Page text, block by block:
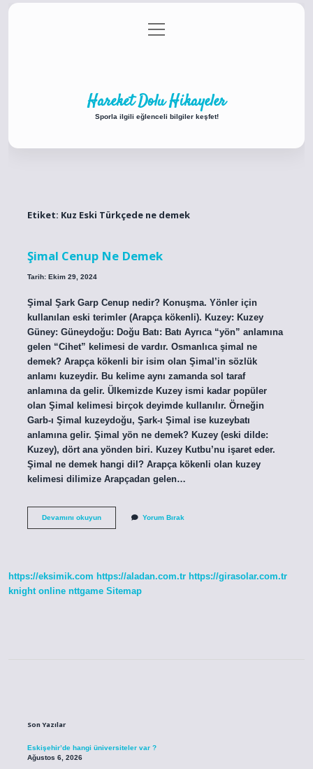
Gizlilik Politikası
menüyü
aç
Hareket Dolu Hikayeler
Sporla ilgili eğlenceli bilgiler keşfet!
Etiket: Kuz Eski Türkçede ne demek
Şimal Cenup Ne Demek
Tarih: Ekim 29, 2024
Şimal Şark Garp Cenup nedir? Konuşma. Yönler için
kullanılan eski terimler (Arapça kökenli). Kuzey: Kuzey
Güney: Güneydoğu: Doğu Batı: Batı Ayrıca “yön” anlamına
gelen “Cihet” kelimesi de vardır. Osmanlıca şimal ne
demek? Arapça kökenli bir isim olan Şimal’in sözlük
anlamı kuzeydir. Bu kelime aynı zamanda sol taraf
anlamına da gelir. Ülkemizde Kuzey ismi kadar popüler
olan Şimal kelimesi birçok deyimde kullanılır. Örneğin
Garb-ı Şimal kuzeydoğu, Şark-ı Şimal ise kuzeybatı
anlamına gelir. Şimal yön ne demek? Kuzey (eski dilde:
Kuzey), dört ana yönden biri. Kuzey Kutbu’nu işaret eder.
Şimal ne demek hangi dil? Arapça kökenli olan kuzey
kelimesi dilimize Arapçadan gelen…
Devamını okuyunŞimal
Yorum Bırak
https://eksimik.com https://aladan.com.tr https://girasolar.com.tr
knight online nttgame Sitemap
Son Yazılar
Eskişehir’de hangi üniversiteler var ?
Ağustos 6, 2026